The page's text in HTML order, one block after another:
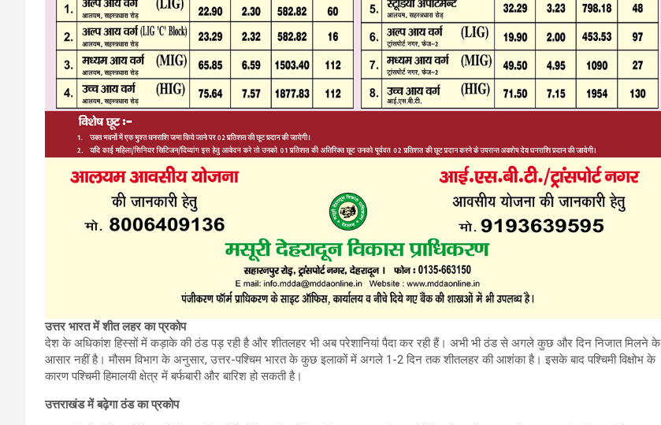
उत्तर भारत में शीत लहर का प्रकोप
देश के अधिकांश हिस्सों में कड़ाके की ठंड पड़ रही है और शीतलहर भी अब परेशानियां पैदा कर रही हैं। अभी भी ठंड से अगले कुछ और दिन निजात मिलने के
आसार नहीं है। मौसम विभाग के अनुसार, उत्तर-पश्चिम भारत के कुछ इलाकों में अगले 1-2 दिन तक शीतलहर की आशंका है। इसके बाद पश्चिमी विक्षोभ के
कारण पश्चिमी हिमालयी क्षेत्र में बर्फबारी और बारिश हो सकती है।
उत्तराखंड में बढ़ेगा ठंड का प्रकोप